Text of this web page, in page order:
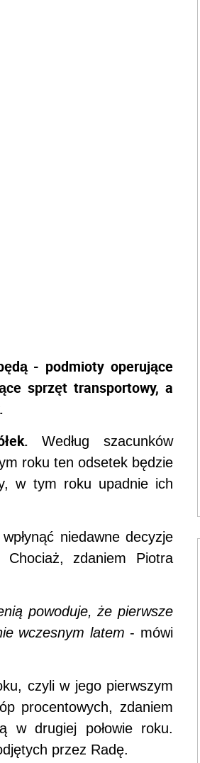
- podmioty operujące
sprzęt transportowy, a
Według szacunków
roku ten odsetek będzie
w tym roku upadnie ich
niedawne decyzje
zdaniem Piotra
powoduje, że pierwsze
wczesnym latem - mówi
czyli w jego pierwszym
procentowych, zdaniem
w drugiej połowie roku.
przez Radę.